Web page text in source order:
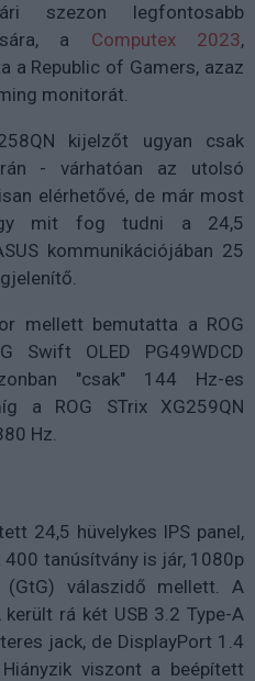
szezon legfontosabb
a Computex 2023,
a Republic of Gamers, azaz
monitorát.
kijelzőt ugyan csak
- várhatóan az utolsó
elérhetővé, de már most
mit fog tudni a 24,5
kommunikációjában 25
mellett bemutatta a ROG
Swift OLED PG49WDCD
"csak" 144 Hz-es
a ROG STrix XG259QN
Hz.
24,5 hüvelykes IPS panel,
400 tanúsítvány is jár, 1080p
válaszidő mellett. A
rá két USB 3.2 Type-A
jack, de DisplayPort 1.4
viszont a beépített